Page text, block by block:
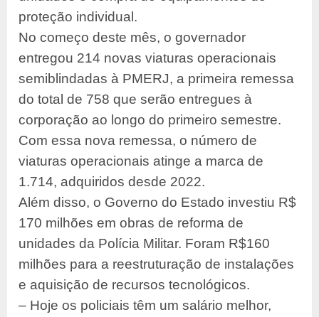
proteção individual.
No começo deste mês, o governador
entregou 214 novas viaturas operacionais
semiblindadas à PMERJ, a primeira remessa
do total de 758 que serão entregues à
corporação ao longo do primeiro semestre.
Com essa nova remessa, o número de
viaturas operacionais atinge a marca de
1.714, adquiridos desde 2022.
Além disso, o Governo do Estado investiu R$
170 milhões em obras de reforma de
unidades da Polícia Militar. Foram R$160
milhões para a reestruturação de instalações
e aquisição de recursos tecnológicos.
– Hoje os policiais têm um salário melhor,